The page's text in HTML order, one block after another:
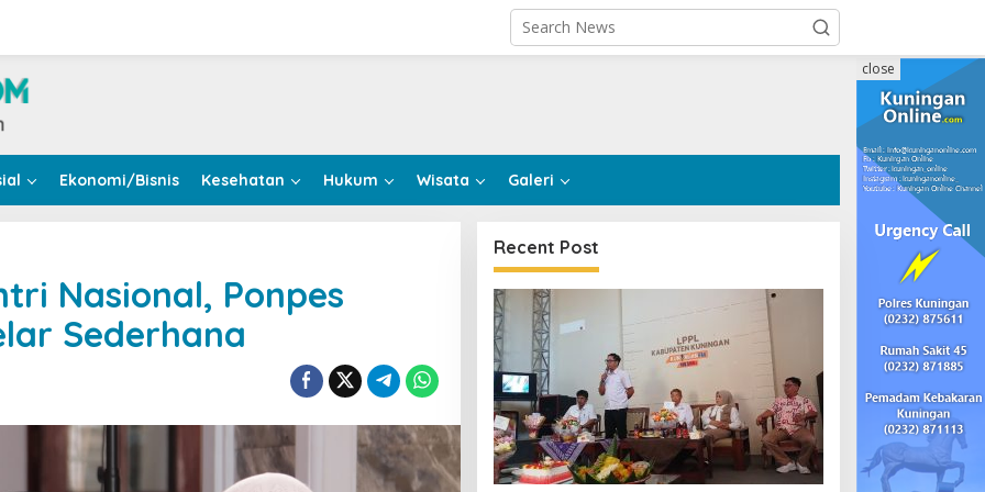
Ekonomi/Bisnis Kesehatan Hukum Wisata Galeri
close
Nasional, Ponpes
Sederhana
Recent Post